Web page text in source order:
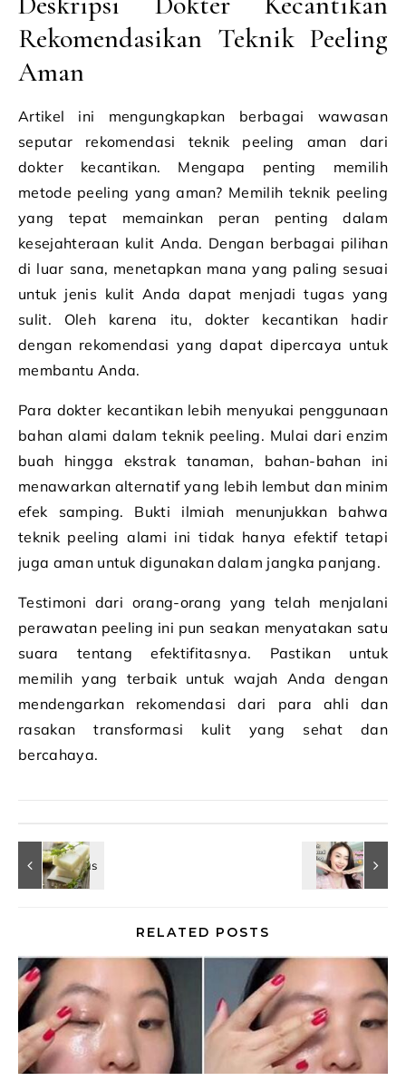
Rekomendasikan Teknik Peeling
Aman
Artikel ini mengungkapkan berbagai wawasan
seputar rekomendasi teknik peeling aman dari
dokter kecantikan. Mengapa penting memilih
metode peeling yang aman? Memilih teknik peeling
yang tepat memainkan peran penting dalam
kesejahteraan kulit Anda. Dengan berbagai pilihan
di luar sana, menetapkan mana yang paling sesuai
untuk jenis kulit Anda dapat menjadi tugas yang
sulit. Oleh karena itu, dokter kecantikan hadir
dengan rekomendasi yang dapat dipercaya untuk
membantu Anda.
Para dokter kecantikan lebih menyukai penggunaan
bahan alami dalam teknik peeling. Mulai dari enzim
buah hingga ekstrak tanaman, bahan-bahan ini
menawarkan alternatif yang lebih lembut dan minim
efek samping. Bukti ilmiah menunjukkan bahwa
teknik peeling alami ini tidak hanya efektif tetapi
juga aman untuk digunakan dalam jangka panjang.
Testimoni dari orang-orang yang telah menjalani
perawatan peeling ini pun seakan menyatakan satu
suara tentang efektifitasnya. Pastikan untuk
memilih yang terbaik untuk wajah Anda dengan
mendengarkan rekomendasi dari para ahli dan
rasakan transformasi kulit yang sehat dan
bercahaya.
RELATED POSTS